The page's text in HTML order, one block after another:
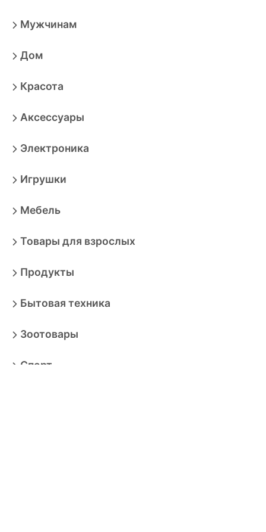
Мужчинам
Дом
Красота
Аксессуары
Электроника
Игрушки
Мебель
Товары для взрослых
Продукты
Бытовая техника
Зоотовары
Спорт